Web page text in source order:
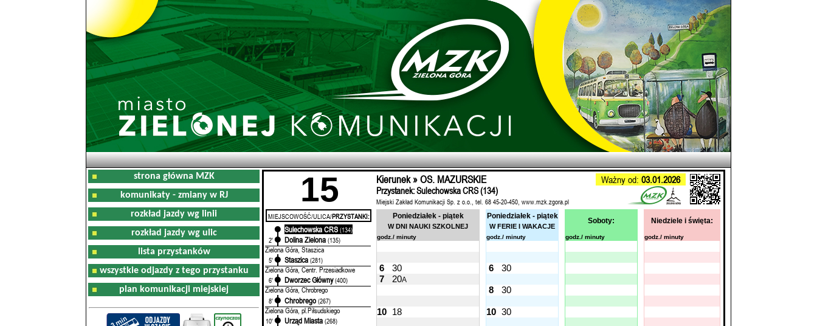
strona główna MZK
komunikaty - zmiany w RJ
rozkład jazdy wg linii
rozkład jazdy wg ulic
lista przystanków
wszystkie odjazdy z tego przystanku
plan komunikacji miejskiej
15 Kierunek » OS. MAZURSKIE Ważny od: 03.01.2026
Przystanek: Sulechowska CRS (134)
Miejski Zakład Komunikacji Sp. z o.o., tel. 68 45-20-450, www.mzk.zgora.pl
MIEJSCOWOŚĆ/ULICA/PRZYSTANKI:
Sulechowska CRS (134)
2'
Dolina Zielona (135)
Zielona Góra, Staszica
5' Staszica (281)
Zielona Góra, Centr. Przesiadkowe
6' Dworzec Główny (400)
Zielona Góra, Chrobrego
8' Chrobrego (267)
Zielona Góra, pl.Piłsudskiego
10' Urząd Miasta (268)
Poniedziałek - piątek
W DNI NAUKI SZKOLNEJ
Poniedziałek - piątek
W FERIE I WAKACJE
Soboty: Niedziele i święta:
godz./ minuty godz./ minuty godz./ minuty godz./ minuty
6 30 6
30
7
20A
8 30
10 18 10 30